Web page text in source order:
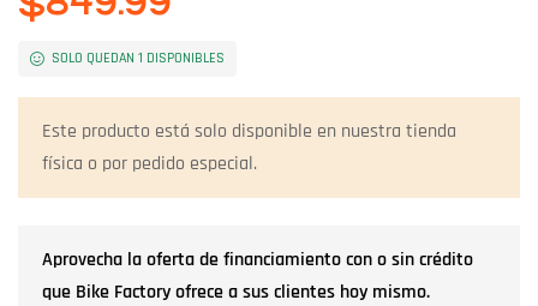
SOLO QUEDAN 1 DISPONIBLES
Este producto está solo disponible en nuestra tienda
física o por pedido especial.
Aprovecha la oferta de financiamiento con o sin crédito
que Bike Factory ofrece a sus clientes hoy mismo.